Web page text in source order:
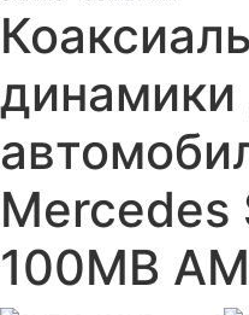
динамики
Mercedes
100MB